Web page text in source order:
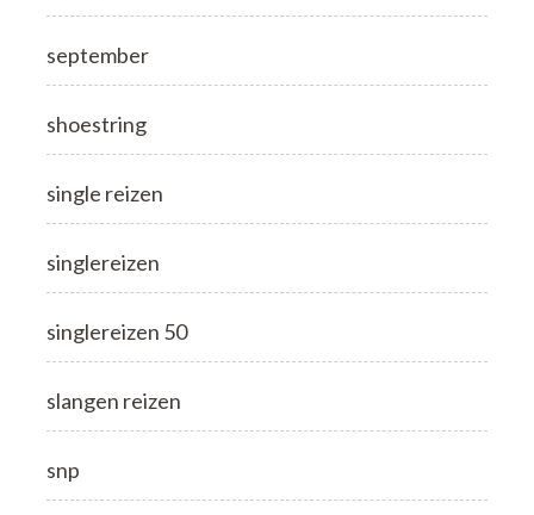
september
shoestring
single reizen
singlereizen
singlereizen 50
slangen reizen
snp